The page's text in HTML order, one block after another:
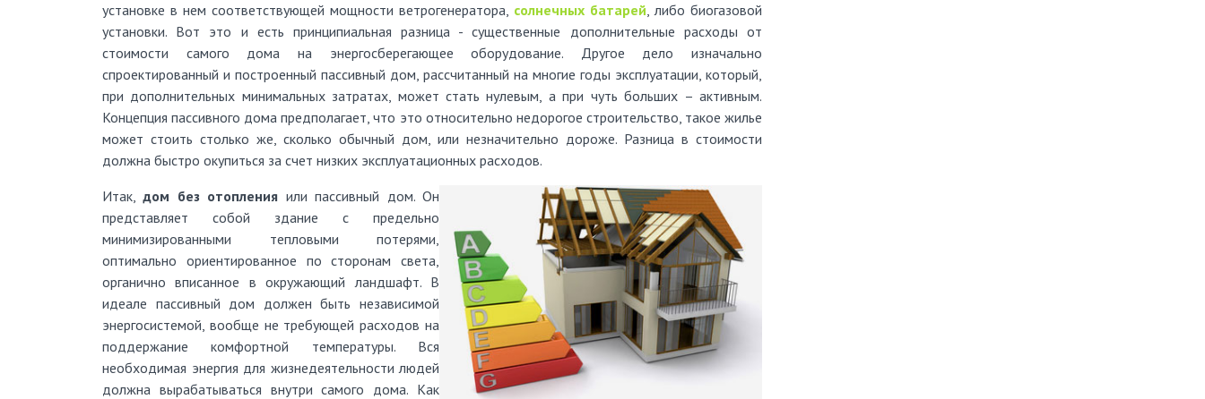
установке в нем соответствующей мощности ветрогенератора, солнечных батарей, либо биогазовой
установки. Вот это и есть принципиальная разница - существенные дополнительные расходы от
стоимости самого дома на энергосберегающее оборудование. Другое дело изначально
спроектированный и построенный пассивный дом, рассчитанный на многие годы эксплуатации, который,
при дополнительных минимальных затратах, может стать нулевым, а при чуть больших – активным.
Концепция пассивного дома предполагает, что это относительно недорогое строительство, такое жилье
может стоить столько же, сколько обычный дом, или незначительно дороже. Разница в стоимости
должна быстро окупиться за счет низких эксплуатационных расходов.
Итак,дом без отопления или пассивный дом. Он
представляет собой здание с предельно
минимизированными тепловыми потерями,
оптимально ориентированное по сторонам света,
органично вписанное в окружающий ландшафт. В
идеале пассивный дом должен быть независимой
энергосистемой, вообще не требующей расходов на
поддержание комфортной температуры. Вся
необходимая энергия для жизнедеятельности людей
должна вырабатываться внутри самого дома. Как